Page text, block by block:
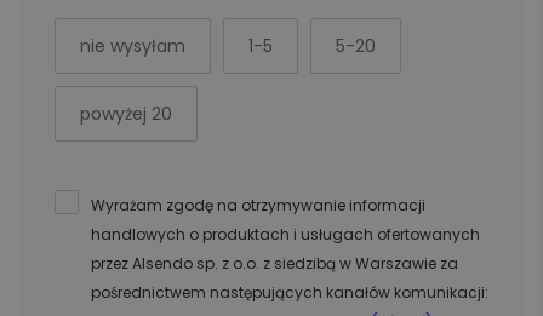
nie wysyłam 1-5 5-20
powyżej 20
Wyrażam zgodę na otrzymywanie informacji
handlowych o produktach i usługach ofertowanych
przez Alsendo sp. z o.o. z siedzibą w Warszawie za
pośrednictwem następujących kanałów komunikacji: